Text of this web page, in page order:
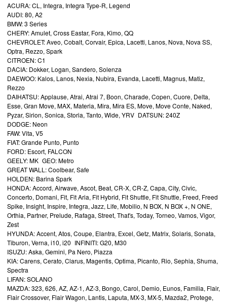
ACURA: CL, Integra, Integra Type-R, Legend
AUDI: 80, A2
BMW: 3 Series
CHERY: Amulet, Cross Eastar, Fora, Kimo, QQ
CHEVROLET: Aveo, Cobalt, Corvair, Epica, Lacetti, Lanos, Nova, Nova SS,
Optra, Rezzo, Spark
CITROEN: C1
DACIA: Dokker, Logan, Sandero, Solenza
DAEWOO: Kalos, Lanos, Nexia, Nubira, Evanda, Lacetti, Magnus, Matiz,
Rezzo
DAIHATSU: Applause, Atrai, Atrai 7, Boon, Charade, Copen, Cuore, Delta,
Esse, Gran Move, MAX, Materia, Mira, Mira ES, Move, Move Conte, Naked,
Pyzar, Sirion, Sonica, Storia, Tanto, Wide, YRV DATSUN: 240Z
DODGE: Neon
FAW: Vita, V5
FIAT: Grande Punto, Punto
FORD: Escort, FALCON
GEELY: MK GEO: Metro
GREAT WALL: Coolbear, Safe
HOLDEN: Barina Spark
HONDA: Accord, Airwave, Ascot, Beat, CR-X, CR-Z, Capa, City, Civic,
Concerto, Domani, Fit, Fit Aria, Fit Hybrid, Fit Shuttle, Fit Shuttle, Freed, Freed
Spike, Insight, Inspire, Integra, Jazz, Life, Mobilio, N BOX, N BOX +, N ONE,
Orthia, Partner, Prelude, Rafaga, Street, That's, Today, Torneo, Vamos, Vigor,
Zest
HYUNDA: Accent, Atos, Coupe, Elantra, Excel, Getz, Matrix, Solaris, Sonata,
Tiburon, Verna, i10, i20 INFINITI: G20, M30
ISUZU: Aska, Gemini, Pa Nero, Piazza
KIA: Carens, Cerato, Clarus, Magentis, Optima, Picanto, Rio, Sephia, Shuma,
Spectra
LIFAN: SOLANO
MAZDA: 323, 626, AZ, AZ-1, AZ-3, Bongo, Carol, Demio, Eunos, Familia, Flair,
Flair Crossover, Flair Wagon, Lantis, Laputa, MX-3, MX-5, Mazda2, Protege,